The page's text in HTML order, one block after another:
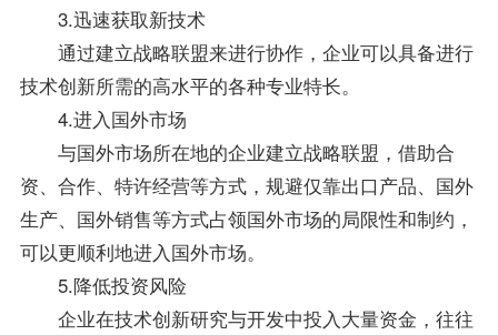
3.迅速获取新技术
通过建立战略联盟来进行协作，企业可以具备进行
技术创新所需的高水平的各种专业特长。
4.进入国外市场
与国外市场所在地的企业建立战略联盟，借助合
资、合作、特许经营等方式，规避仅靠出口产品、国外
生产、国外销售等方式占领国外市场的局限性和制约，
可以更顺利地进入国外市场。
5.降低投资风险
企业在技术创新研究与开发中投入大量资金，往往